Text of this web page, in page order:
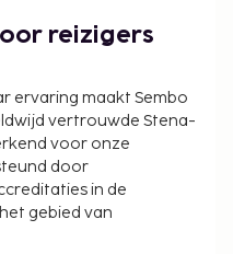
met foto
accommodatie
niet overschrijden.
contact op met de
in de
het schoonmaken
reizigers
ervaring maakt Sembo
vertrouwde Stena-
voor onze
door
in de
gebied van